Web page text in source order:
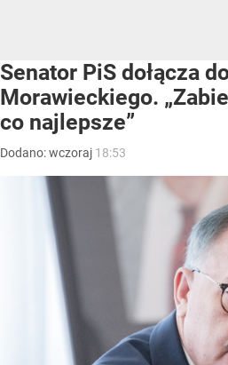
Senator PiS dołącza
Morawieckiego.
co najlepsze”
Dodano:wczoraj 18:53